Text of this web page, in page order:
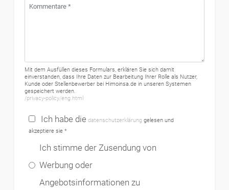
Mit dem Ausfüllen dieses Formulars, erklären Sie sich damit
einverstanden, dass Ihre Daten zur Bearbeitung Ihrer Rolle als Nutzer,
Kunde oder Stellenbewerber bei Himoinsa.de in unseren Systemen
gespeichert werden.
/privacy-policy/eng.html
Ich habe die datenschutzerklärung gelesen und
akzeptiere sie *
Ich stimme der Zusendung von
Werbung oder
Angebotsinformationen zu